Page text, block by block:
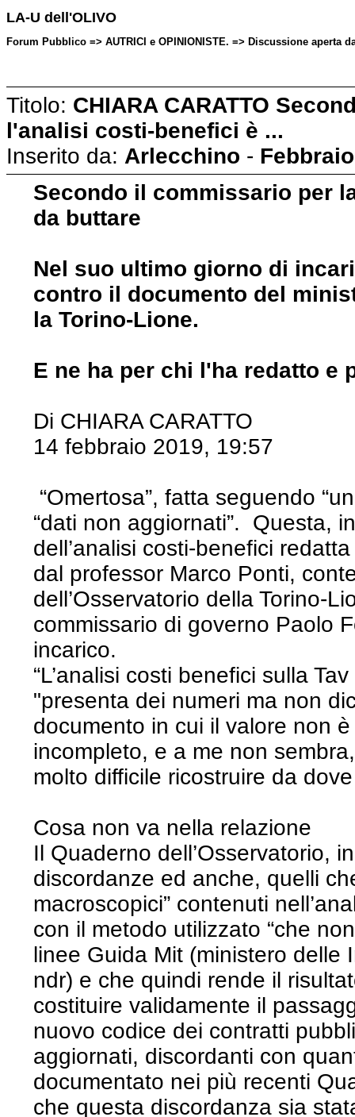
LA-U dell'OLIVO
Forum Pubblico => AUTRICI e OPINIONISTE. => Discussione aperta
Titolo: CHIARA CARATTO
l'analisi costi-benefici è ...
Inserito da: Arlecchino -
Secondo il commissario per
da buttare
Nel suo ultimo giorno di
contro il documento del
la Torino-Lione.
E ne ha per chi l'ha redatto e
Di CHIARA CARATTO
14 febbraio 2019, 19:57
“Omertosa”, fatta seguendo
“dati non aggiornati”. Questa,
dell’analisi costi-benefici
dal professor Marco Ponti,
dell’Osservatorio della Torino-
commissario di governo Paolo
incarico.
“L’analisi costi benefici sulla
"presenta dei numeri ma non
documento in cui il valore non
incompleto, e a me non
molto difficile ricostruire da
Cosa non va nella relazione
Il Quaderno dell’Osservatorio,
discordanze ed anche, quelli
macroscopici” contenuti
con il metodo utilizzato “che
linee Guida Mit (ministero delle
ndr) e che quindi rende il
costituire validamente il
nuovo codice dei contratti
aggiornati, discordanti con
documentato nei più recenti
che questa discordanza sia